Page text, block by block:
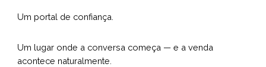
Um portal de confiança.
Um lugar onde a conversa começa — e a venda
acontece naturalmente.